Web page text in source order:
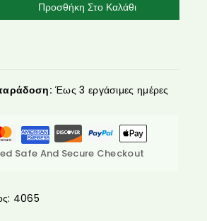
Προσθήκη Στο Καλάθι
Έως 3 εργάσιμες ημέρες
Safe And Secure Checkout
4065